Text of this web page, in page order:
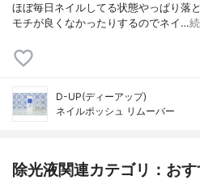
ほぼ毎日ネイルしてる状態やっぱり落
モチが良くなかったりするのでネイ…
D-UP(ディーアップ)
ネイルポッシュ リムーバー
除光液関連カテゴリ：お